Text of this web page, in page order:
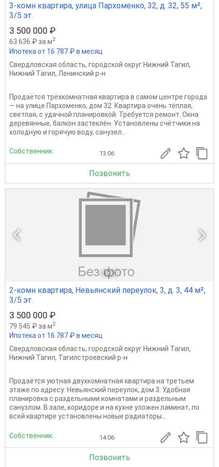
3-комн квартира, улица Пархоменко, 32, д. 32, 55 м²,
3/5 эт.
3 500 000 ₽
63 636 ₽ за м2
Ипотека от 16 787 ₽ в месяц
Свердловская область, городской округ Нижний Тагил,
Нижний Тагил, Ленинский р-н
Продаётся трёхкомнатная квартира в самом центре города
— на улице Пархоменко, дом 32. Квартира очень тёплая,
светлая, с удачной планировкой. Требуется ремонт. Окна
деревянные, балкон застеклён. Установлены счётчики на
холодную и горячую воду, санузел...
Собственник 13.06
Позвонить
1 из 1
2-комн квартира, Невьянский переулок, 3, д. 3, 44 м²,
3/5 эт.
3 500 000 ₽
79 545 ₽ за м2
Ипотека от 16 787 ₽ в месяц
Свердловская область, городской округ Нижний Тагил,
Нижний Тагил, Тагилстроевский р-н
Продаётся уютная двухкомнатная квартира на третьем
этаже по адресу: Невьянский переулок, дом 3. Удобная
планировка с раздельными комнатами и раздельным
санузлом. В зале, коридоре и на кухне уложен ламинат, по
всей квартире установлены новые радиаторы...
Собственник 14.06
Позвонить